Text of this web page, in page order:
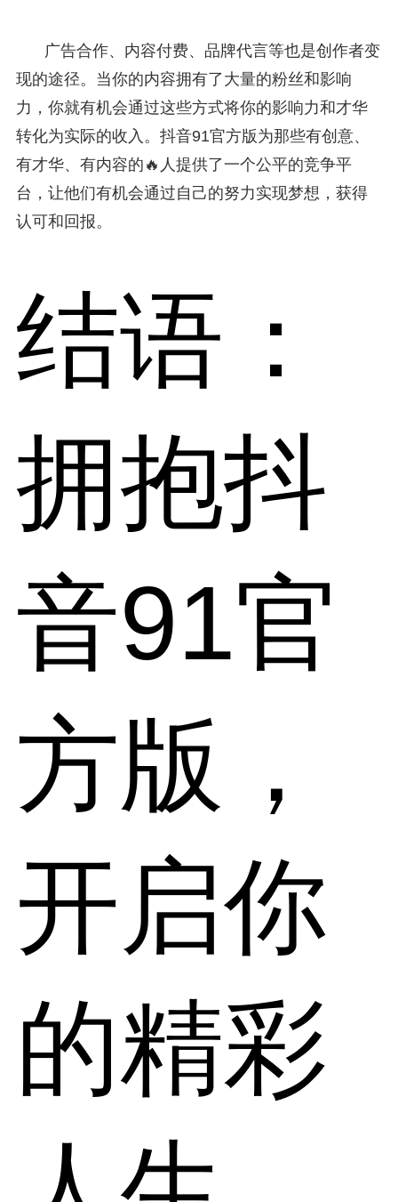
广告合作、内容付费、品牌代言等也是创作者变
现的途径。当你的内容拥有了大量的粉丝和影响
力，你就有机会通过这些方式将你的影响力和才华
转化为实际的收入。抖音91官方版为那些有创意、
有才华、有内容的🔥人提供了一个公平的竞争平
台，让他们有机会通过自己的努力实现梦想，获得
认可和回报。
结语：
拥抱抖
音91官
方版，
开启你
的精彩